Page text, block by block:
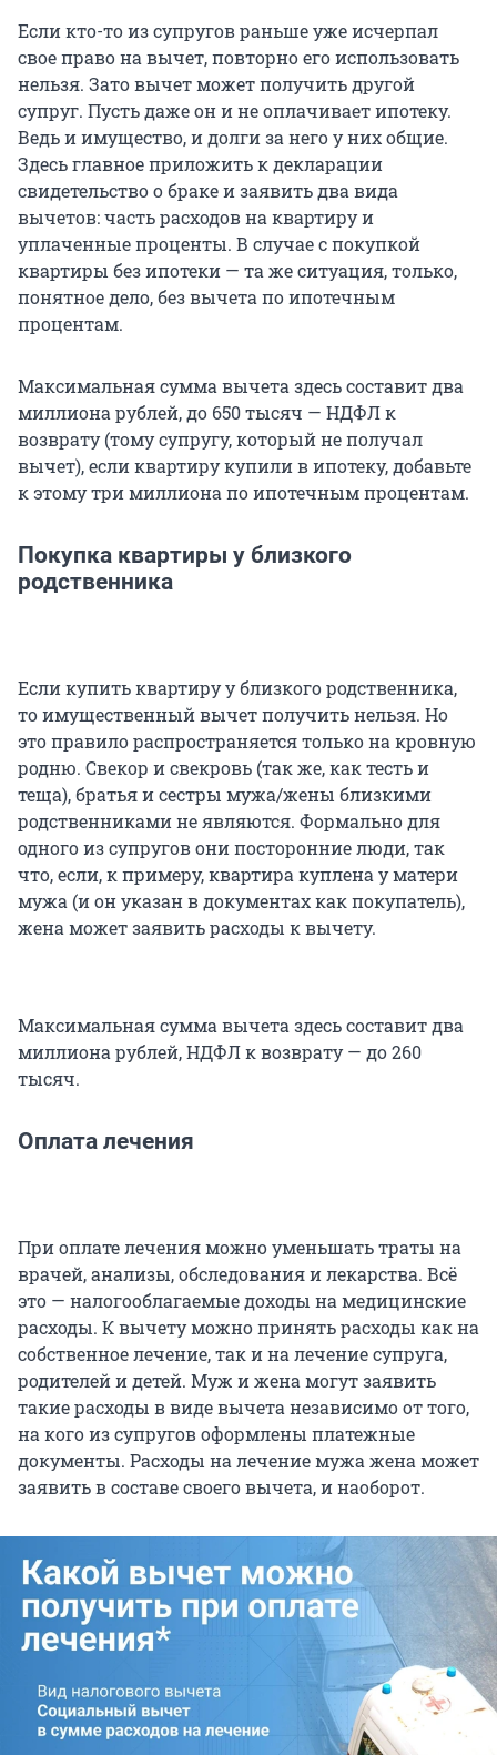
Если кто-то из супругов раньше уже исчерпал
свое право на вычет, повторно его использовать
нельзя. Зато вычет может получить другой
супруг. Пусть даже он и не оплачивает ипотеку.
Ведь и имущество, и долги за него у них общие.
Здесь главное приложить к декларации
свидетельство о браке и заявить два вида
вычетов: часть расходов на квартиру и
уплаченные проценты. В случае с покупкой
квартиры без ипотеки — та же ситуация, только,
понятное дело, без вычета по ипотечным
процентам.
Максимальная сумма вычета здесь составит два
миллиона рублей, до 650 тысяч — НДФЛ к
возврату (тому супругу, который не получал
вычет), если квартиру купили в ипотеку, добавьте
к этому три миллиона по ипотечным процентам.
Покупка квартиры у близкого
родственника
Если купить квартиру у близкого родственника,
то имущественный вычет получить нельзя. Но
это правило распространяется только на кровную
родню. Свекор и свекровь (так же, как тесть и
теща), братья и сестры мужа/жены близкими
родственниками не являются. Формально для
одного из супругов они посторонние люди, так
что, если, к примеру, квартира куплена у матери
мужа (и он указан в документах как покупатель),
жена может заявить расходы к вычету.
Максимальная сумма вычета здесь составит два
миллиона рублей, НДФЛ к возврату — до 260
тысяч.
Оплата лечения
При оплате лечения можно уменьшать траты на
врачей, анализы, обследования и лекарства. Всё
это — налогооблагаемые доходы на медицинские
расходы. К вычету можно принять расходы как на
собственное лечение, так и на лечение супруга,
родителей и детей. Муж и жена могут заявить
такие расходы в виде вычета независимо от того,
на кого из супругов оформлены платежные
документы. Расходы на лечение мужа жена может
заявить в составе своего вычета, и наоборот.